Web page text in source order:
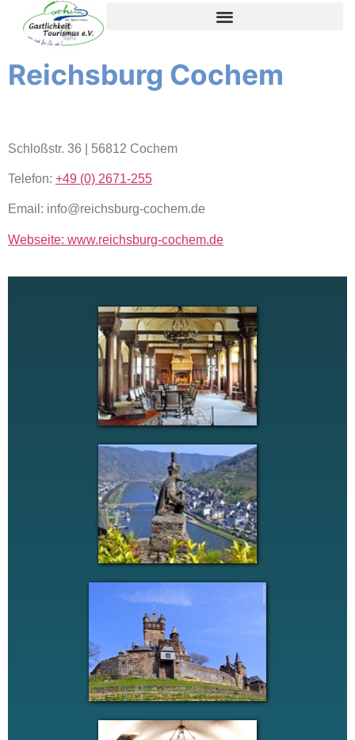
content
Reichsburg Cochem
Schloßstr. 36 | 56812 Cochem
Telefon: +49 (0) 2671-255
Email: info@reichsburg-cochem.de
Webseite: www.reichsburg-cochem.de